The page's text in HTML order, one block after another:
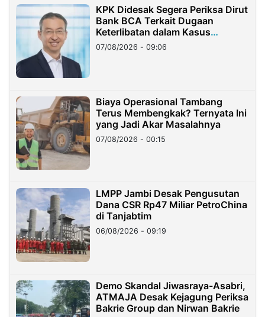
KPK Didesak Segera Periksa Dirut
Bank BCA Terkait Dugaan
Keterlibatan dalam Kasus
Hilangnya Dana Nasabah Rp2,58
Miliar
07/08/2026 - 09:06
Biaya Operasional Tambang
Terus Membengkak? Ternyata Ini
yang Jadi Akar Masalahnya
07/08/2026 - 00:15
LMPP Jambi Desak Pengusutan
Dana CSR Rp47 Miliar PetroChina
di Tanjabtim
06/08/2026 - 09:19
Demo Skandal Jiwasraya-Asabri,
ATMAJA Desak Kejagung Periksa
Bakrie Group dan Nirwan Bakrie